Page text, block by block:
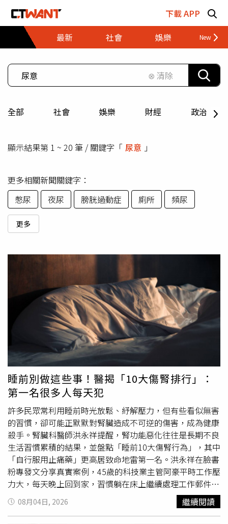
下載 APP
最新
社會 娛樂 財經
⊗ 清除
全部 社會 娛樂 財經 政治
顯示結果第 1 ~ 20 筆 / 關鍵字「 尿意 」
更多相關新聞關鍵字：
憋尿
夜尿 膀胱過動症 廁所 頻尿
更多
睡前別做這些事！醫揭「10大傷腎排行」：
第一名很多人每天犯
許多民眾常利用睡前時光放鬆、紓解壓力，但有些看似無害
的習慣，卻可能正默默對腎臟造成不可逆的傷害，成為健康
殺手。腎臟科醫師洪永祥提醒，腎功能惡化往往是長期不良
生活習慣累積的結果，並盤點「睡前10大傷腎行為」，其中
「自行服用止痛藥」更高居致命地雷第一名。洪永祥在臉書
粉專發文分享真實案例，45歲的科技業主管阿豪平時工作壓
力大，每天晚上回到家，習慣躺在床上繼續處理工作郵件、
滑手機追劇，更常在睡前喝一杯威士忌配鹹酥雞當宵夜；有
時候為了維持運動習慣，晚上跑完5公里大量流汗後，沒補
充水分就直接休息；頭痛時，更習慣隨手吞幾顆止痛藥，直
08月04日, 2026 繼續閱讀